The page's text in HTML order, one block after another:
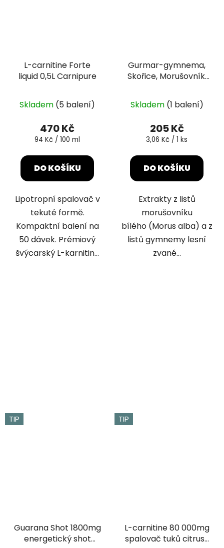
L-carnitine Forte
liquid 0,5L Carnipure
Skladem (5 balení)
470 Kč
Měrná
94 Kč / 100 ml
DO KOŠÍKU
Lipotropní spalovač v
tekuté formě.
Kompaktní balení na
50 dávek. Prémiový
švýcarský L-karnitin...
Gurmar-gymnema,
Skořice, Morušovník,
Skladem (1 balení)
205 Kč
Měrná
3,06 Kč / 1 ks
DO KOŠÍKU
Extrakty z listů
morušovníku
bílého (Morus alba) a z
listů gymnemy lesní
zvané...
TIP
Guarana Shot 1800mg
energetický shot
TIP
L-carnitine 80 000mg
spalovač tuků citrus 1